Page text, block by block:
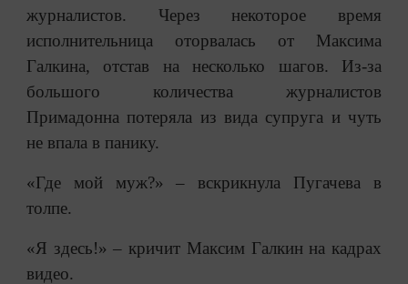
журналистов. Через некоторое время
исполнительница оторвалась от Максима
Галкина, отстав на несколько шагов. Из-за
большого количества журналистов
Примадонна потеряла из вида супруга и чуть
не впала в панику.
«Где мой муж?» – вскрикнула Пугачева в
толпе.
«Я здесь!» – кричит Максим Галкин на кадрах
видео.